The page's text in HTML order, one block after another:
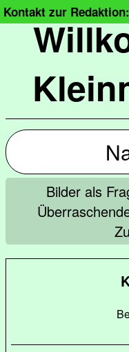
Kontakt zur
Bilder als